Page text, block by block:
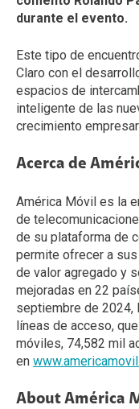
durante el evento.
Este tipo de
Claro con el
espacios de
inteligente de las
crecimiento
Acerca de
América Móvil es la
de
de su plataforma de
permite ofrecer a
de valor agregado y
mejoradas en 22
septiembre de 2024,
líneas de acceso,
móviles, 74,582 mil
en
About América